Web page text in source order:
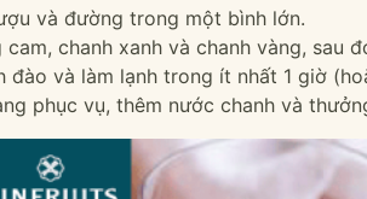
và đường trong một bình lớn.
cam, chanh xanh và chanh vàng, sau
đào và làm lạnh trong ít nhất 1 giờ
phục vụ, thêm nước chanh và